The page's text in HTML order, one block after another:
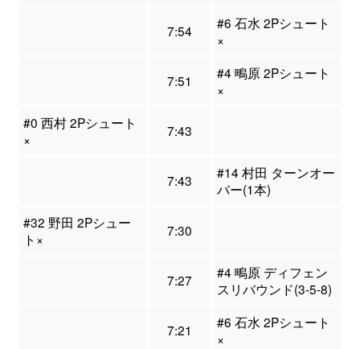
7:54
#6 石水 2Pシュート
×
7:51
#4 鴫原 2Pシュート
×
#0 西村 2Pシュート
×
7:43
7:43
#14 村田 ターンオー
バー(1本)
#32 野田 2Pシュー
ト×
7:30
7:27
#4 鴫原 ディフェン
スリバウンド(3-5-8)
7:21
#6 石水 2Pシュート
×